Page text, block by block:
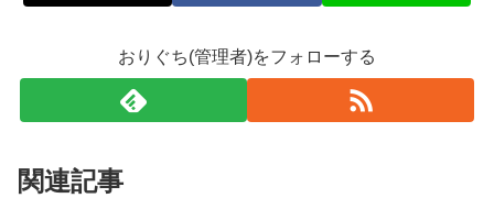
おりぐち(管理者)をフォローする
関連記事